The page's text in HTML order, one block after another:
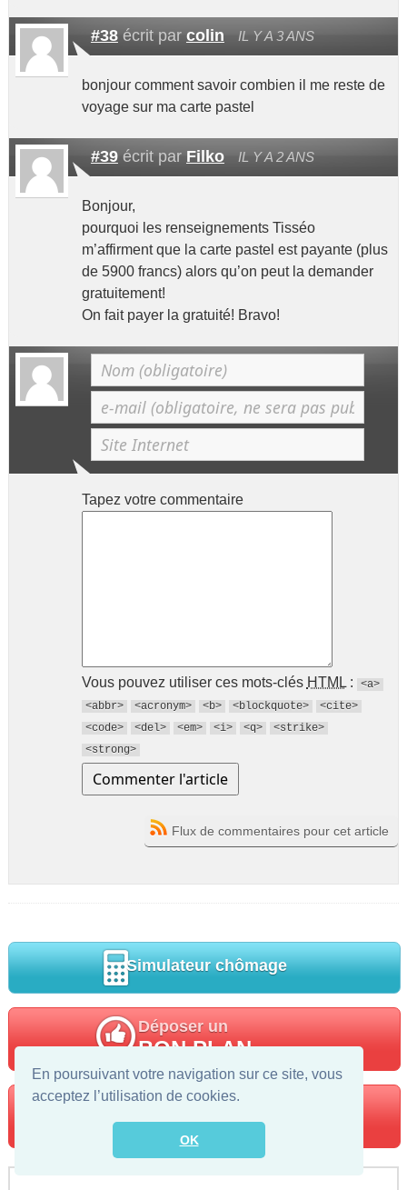
En poursuivant votre navigation sur ce site, vous
acceptez l’utilisation de cookies.
OK
#38écrit par colin IL Y A 3 ANS
bonjour comment savoir combien il me reste de
voyage sur ma carte pastel
#39écrit par Filko IL Y A 2 ANS
Bonjour,
pourquoi les renseignements Tisséo
m’affirment que la carte pastel est payante (plus
de 5900 francs) alors qu’on peut la demander
gratuitement!
On fait payer la gratuité! Bravo!
Tapez votre commentaire
Vous pouvez utiliser ces mots-clés HTML:
<a>
<abbr>
<acronym> <b> <blockquote>
<cite>
<code>
<del> <em> <i> <q>
<strike>
<strong>
Flux de commentaires pour cet article
Simulateur chômage
Déposer un
BON PLAN
Trouver votre
POLE EMPLOI